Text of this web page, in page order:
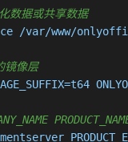
据或共享数据
/var/www/
像层